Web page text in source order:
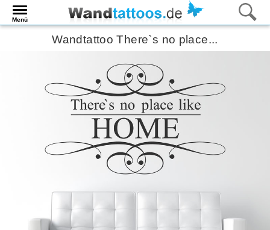
Menü
Wandtattoo There`s no place...